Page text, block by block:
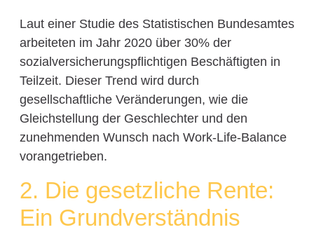
Laut einer Studie des Statistischen Bundesamtes
arbeiteten im Jahr 2020 über 30% der
sozialversicherungspflichtigen Beschäftigten in
Teilzeit. Dieser Trend wird durch
gesellschaftliche Veränderungen, wie die
Gleichstellung der Geschlechter und den
zunehmenden Wunsch nach Work-Life-Balance
vorangetrieben.
2. Die gesetzliche Rente:
Ein Grundverständnis